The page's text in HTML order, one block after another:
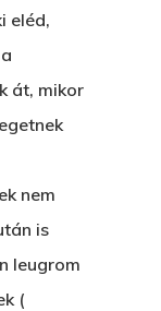
eléd,
át, mikor
nem
is
leugrom
(